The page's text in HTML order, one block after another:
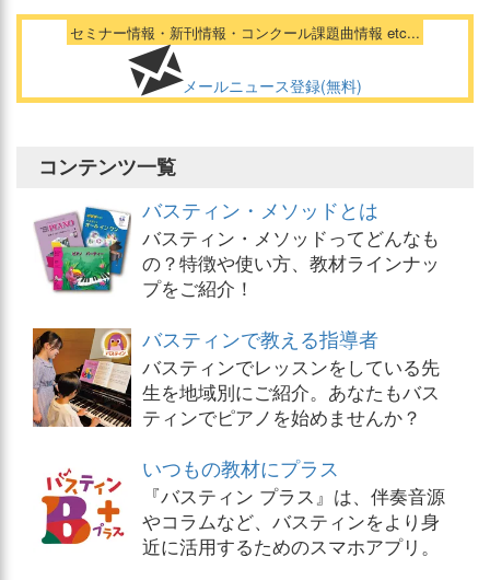
セミナー情報・新刊情報・コンクール課題曲情報 etc...
メールニュース登録(無料)
コンテンツ一覧
バスティン・メソッドとは
バスティン・メソッドってどんなも
の？特徴や使い方、教材ラインナッ
プをご紹介！
バスティンで教える指導者
バスティンでレッスンをしている先
生を地域別にご紹介。あなたもバス
ティンでピアノを始めませんか？
いつもの教材にプラス
『バスティン プラス』は、伴奏音源
やコラムなど、バスティンをより身
近に活用するためのスマホアプリ。